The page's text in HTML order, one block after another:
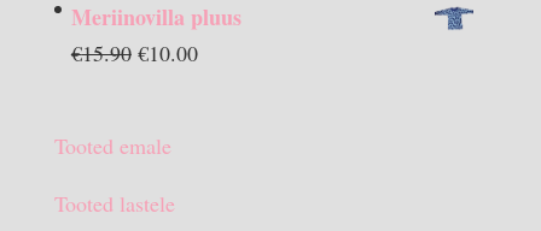
on:
Meriinovilla pluus
€15.90 Algne
€15.90.
€10.00Praegune
Tooted emale
Tooted lastele